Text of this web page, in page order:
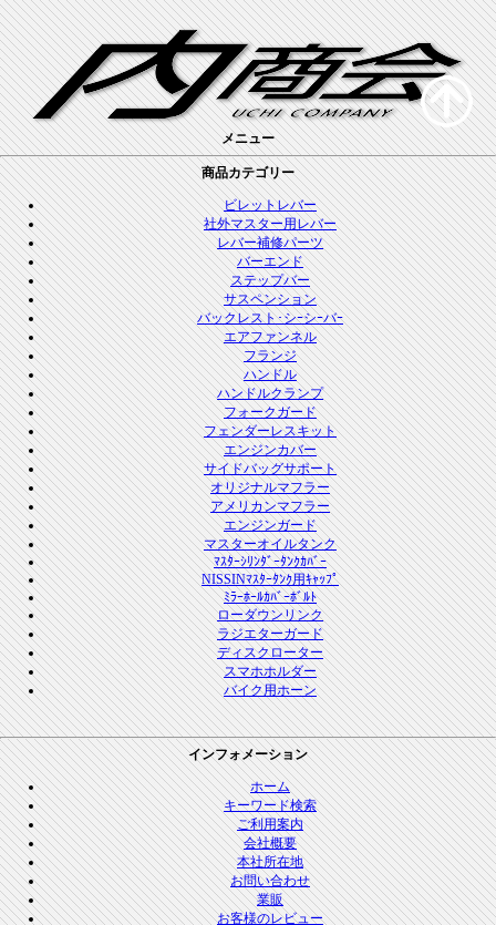
メニュー
商品カテゴリー
ビレットレバー
社外マスター用レバー
レバー補修パーツ
バーエンド
ステップバー
サスペンション
バックレスト･シｰシｰバｰ
エアファンネル
フランジ
ハンドル
ハンドルクランプ
フォークガード
フェンダーレスキット
エンジンカバー
サイドバッグサポート
オリジナルマフラー
アメリカンマフラー
エンジンガード
マスターオイルタンク
ﾏｽﾀｰｼﾘﾝﾀﾞｰﾀﾝｸｶﾊﾞｰ
NISSINﾏｽﾀｰﾀﾝｸ用ｷｬｯﾌﾟ
ﾐﾗｰﾎｰﾙｶﾊﾞｰﾎﾞﾙﾄ
ローダウンリンク
ラジエターガード
ディスクローター
スマホホルダー
バイク用ホーン
インフォメーション
ホーム
キーワード検索
ご利用案内
会社概要
本社所在地
お問い合わせ
業販
お客様のレビュー